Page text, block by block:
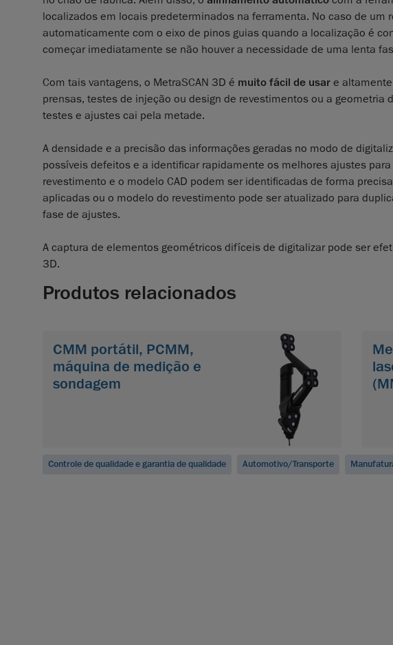
localizados em locais predeterminados na ferramenta. No caso de um
automaticamente com o eixo de pinos guias quando a localização é
começar imediatamente se não houver a necessidade de uma lenta
Com tais vantagens, o MetraSCAN 3D é muito fácil de usar e
prensas, testes de injeção ou design de revestimentos ou a
testes e ajustes cai pela metade.
A densidade e a precisão das informações geradas no modo de
possíveis defeitos e a identificar rapidamente os melhores ajustes
revestimento e o modelo CAD podem ser identificadas de forma
aplicadas ou o modelo do revestimento pode ser atualizado para
fase de ajustes.
A captura de elementos geométricos difíceis de digitalizar pode ser
3D.
Produtos relacionados
CMM portátil, PCMM,
máquina de medição e
sondagem
Controle de qualidade e garantia de qualidade Automotivo/Transporte